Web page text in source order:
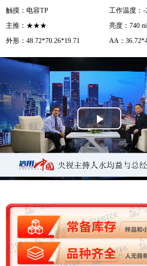
触摸：电容TP
工作温度
主推：★★★
亮度：740
外形：48.72*70.26*19.71
AA：
P
l
a
V
i
d